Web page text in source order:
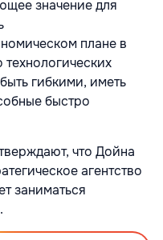
значение для
плане в
гибкими, иметь
быстро
что Дойна
агентство
заниматься